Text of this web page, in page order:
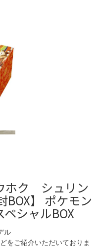
ホク シュリン
】 ポケモン
シャルBOX
ル
をご紹介いただいておりま